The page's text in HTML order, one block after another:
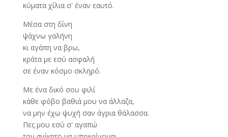
κύματα χίλια σ' έναν εαυτό.
Μέσα στη δίνη
ψάχνω γαλήνη
κι αγάπη να βρω,
κράτα με εσύ ασφαλή
σε έναν κόσμο σκληρό.
Με ένα δικό σου φιλί
κάθε φόβο βαθιά μου να άλλαζα,
να μην έχω ψυχή σαν άγρια θάλασσα.
Πες μου εσύ σ' αγαπώ